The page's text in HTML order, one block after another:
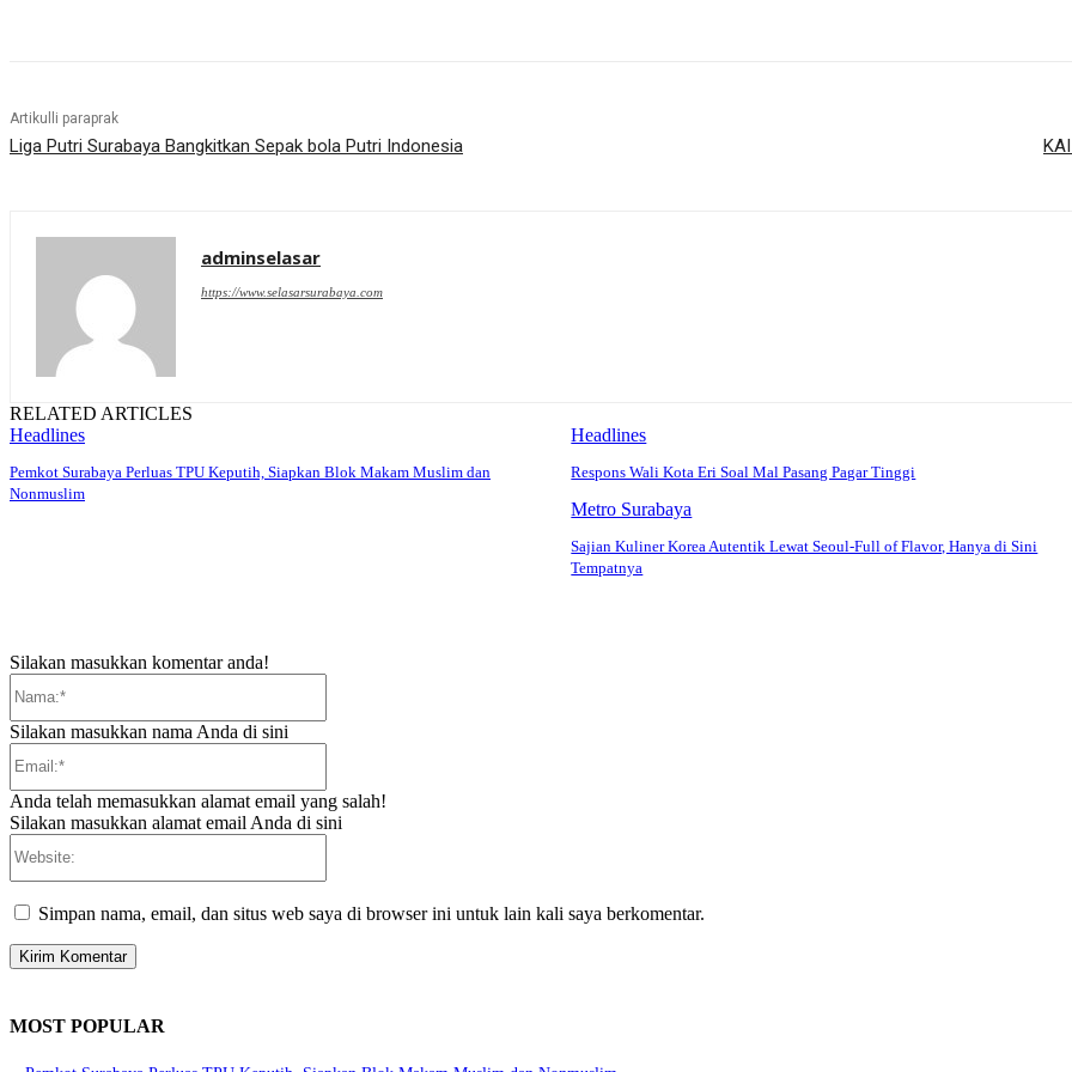
Artikulli paraprak
Liga Putri Surabaya Bangkitkan Sepak bola Putri Indonesia
adminselasar
https://www.selasarsurabaya.com
RELATED ARTICLES
Headlines
Pemkot Surabaya Perluas TPU Keputih, Siapkan Blok Makam Muslim dan
Nonmuslim
Headlines
Respons Wali Kota Eri Soal Mal Pasang Pagar Tinggi
Metro Surabaya
Sajian Kuliner Korea Autentik Lewat Seoul-Full of Flavor, Hanya di Sini
Tempatnya
Silakan masukkan komentar anda!
Silakan masukkan nama Anda di sini
Anda telah memasukkan alamat email yang salah!
Silakan masukkan alamat email Anda di sini
Simpan nama, email, dan situs web saya di browser ini untuk lain kali saya berkomentar.
MOST POPULAR